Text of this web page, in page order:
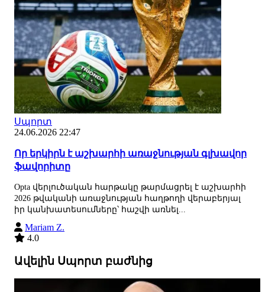
Սպորտ
24.06.2026 22:47
Որ երկիրն է աշխարհի առաջնության գլխավոր
ֆավորիտը
Opta վերլուծական հարթակը թարմացրել է աշխարհի
2026 թվականի առաջնության հաղթողի վերաբերյալ
իր կանխատեսումները՝ հաշվի առնել...
Mariam Z.
4.0
Ավելին Սպորտ բաժնից